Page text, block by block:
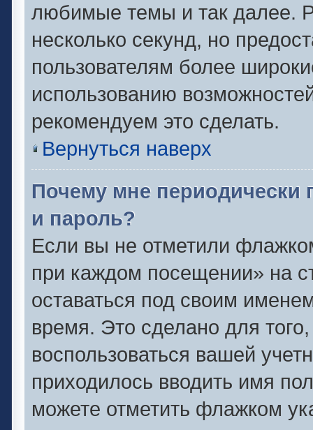
любимые темы и так далее.
несколько секунд, но
пользователям более
использованию
рекомендуем это сделать.
Вернуться наверх
Почему мне периодически
и пароль?
Если вы не отметили
при каждом посещении» на
оставаться под своим
время. Это сделано для
воспользоваться вашей
приходилось вводить имя
можете отметить флажком